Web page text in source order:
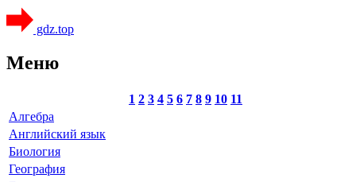
gdz.top
Меню
1 2 3 4 5 6 7 8 9 10 11
Алгебра
Английский язык
Биология
География